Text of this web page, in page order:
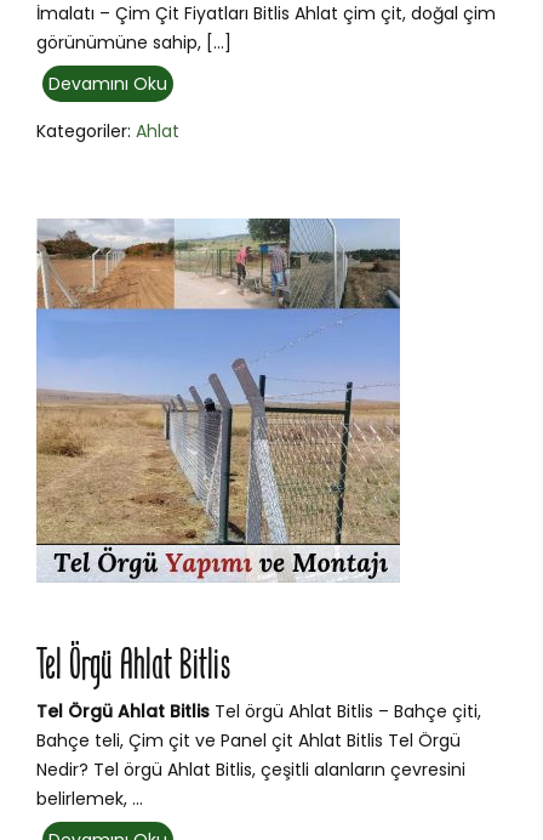
İmalatı – Çim Çit Fiyatları Bitlis Ahlat çim çit, doğal çim
görünümüne sahip, […]
Devamını Oku
Kategoriler: Ahlat
Tel Örgü Ahlat Bitlis
Tel Örgü Ahlat Bitlis Tel örgü Ahlat Bitlis – Bahçe çiti,
Bahçe teli, Çim çit ve Panel çit Ahlat Bitlis Tel Örgü
Nedir? Tel örgü Ahlat Bitlis, çeşitli alanların çevresini
belirlemek, ...